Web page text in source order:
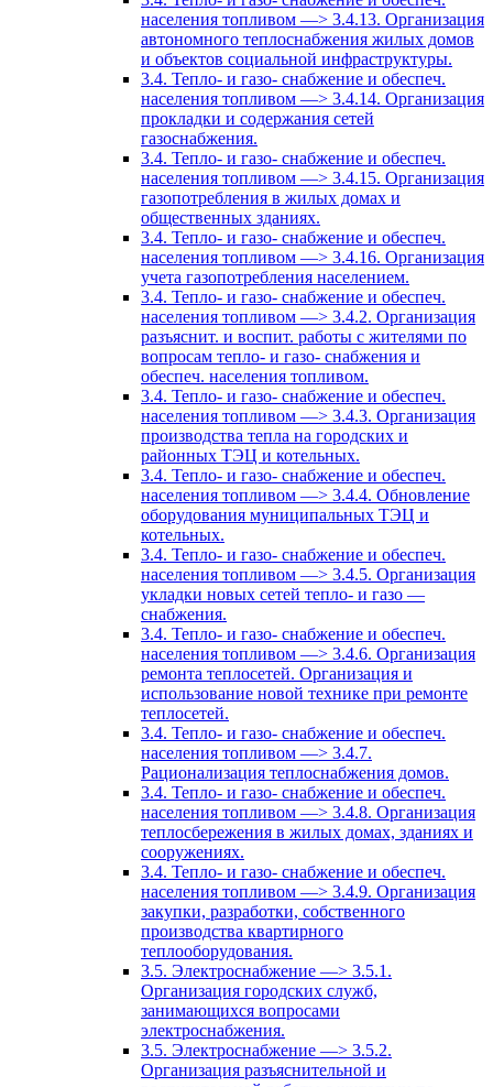
населения топливом —> 3.4.13. Организация
автономного теплоснабжения жилых домов
и объектов социальной инфраструктуры.
3.4. Тепло- и газо- снабжение и обеспеч.
населения топливом —> 3.4.14. Организация
прокладки и содержания сетей
газоснабжения.
3.4. Тепло- и газо- снабжение и обеспеч.
населения топливом —> 3.4.15. Организация
газопотребления в жилых домах и
общественных зданиях.
3.4. Тепло- и газо- снабжение и обеспеч.
населения топливом —> 3.4.16. Организация
учета газопотребления населением.
3.4. Тепло- и газо- снабжение и обеспеч.
населения топливом —> 3.4.2. Организация
разъяснит. и воспит. работы с жителями по
вопросам тепло- и газо- снабжения и
обеспеч. населения топливом.
3.4. Тепло- и газо- снабжение и обеспеч.
населения топливом —> 3.4.3. Организация
производства тепла на городских и
районных ТЭЦ и котельных.
3.4. Тепло- и газо- снабжение и обеспеч.
населения топливом —> 3.4.4. Обновление
оборудования муниципальных ТЭЦ и
котельных.
3.4. Тепло- и газо- снабжение и обеспеч.
населения топливом —> 3.4.5. Организация
укладки новых сетей тепло- и газо —
снабжения.
3.4. Тепло- и газо- снабжение и обеспеч.
населения топливом —> 3.4.6. Организация
ремонта теплосетей. Организация и
использование новой технике при ремонте
теплосетей.
3.4. Тепло- и газо- снабжение и обеспеч.
населения топливом —> 3.4.7.
Рационализация теплоснабжения домов.
3.4. Тепло- и газо- снабжение и обеспеч.
населения топливом —> 3.4.8. Организация
теплосбережения в жилых домах, зданиях и
сооружениях.
3.4. Тепло- и газо- снабжение и обеспеч.
населения топливом —> 3.4.9. Организация
закупки, разработки, собственного
производства квартирного
теплооборудования.
3.5. Электроснабжение —> 3.5.1.
Организация городских служб,
занимающихся вопросами
электроснабжения.
3.5. Электроснабжение —> 3.5.2.
Организация разъяснительной и